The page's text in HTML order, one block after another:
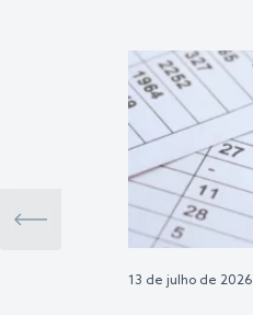
13 de julho de 2026